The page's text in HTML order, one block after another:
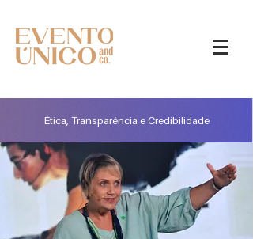
Ética, Transparência e Credibilidade